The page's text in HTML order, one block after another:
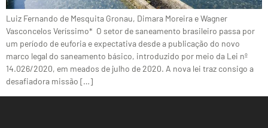
Luiz Fernando de Mesquita Gronau, Dimara Moreira e Wagner
Vasconcelos Veríssimo* O setor de saneamento brasileiro passa por
um período de euforia e expectativa desde a publicação do novo
marco legal do saneamento básico, introduzido por meio da Lei nº
14.026/2020, em meados de julho de 2020. A nova lei traz consigo a
desafiadora missão […]